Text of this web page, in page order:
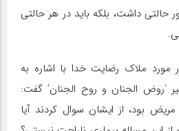
حالتی داشت، بلکه باید در هر حالتی
مورد ملاک رضایت خدا با اشاره به
تفسیر ‘روض الجنان و روح الجنان’ گفت:
الهی ۳۰ سال مریض بود، از ایشان سوال کردند آیا